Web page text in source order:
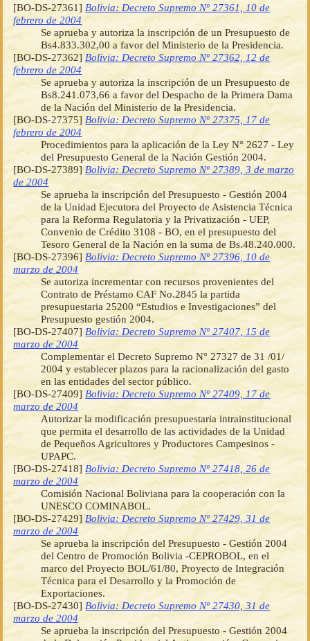
[BO-DS-27361] Bolivia: Decreto Supremo Nº 27361, 10 de
febrero de 2004
Se aprueba y autoriza la inscripción de un Presupuesto de
Bs4.833.302,00 a favor del Ministerio de la Presidencia.
[BO-DS-27362] Bolivia: Decreto Supremo Nº 27362, 12 de
febrero de 2004
Se aprueba y autoriza la inscripción de un Presupuesto de
Bs8.241.073,66 a favor del Despacho de la Primera Dama
de la Nación del Ministerio de la Presidencia.
[BO-DS-27375] Bolivia: Decreto Supremo Nº 27375, 17 de
febrero de 2004
Procedimientos para la aplicación de la Ley N° 2627 - Ley
del Presupuesto General de la Nación Gestión 2004.
[BO-DS-27389] Bolivia: Decreto Supremo Nº 27389, 3 de marzo
de 2004
Se aprueba la inscripción del Presupuesto - Gestión 2004
de la Unidad Ejecutora del Proyecto de Asistencia Técnica
para la Reforma Regulatoria y la Privatización - UEP,
Convenio de Crédito 3108 - BO, en el presupuesto del
Tesoro General de la Nación en la suma de Bs.48.240.000.
[BO-DS-27396] Bolivia: Decreto Supremo Nº 27396, 10 de
marzo de 2004
Se autoriza incrementar con recursos provenientes del
Contrato de Préstamo CAF No.2845 la partida
presupuestaria 25200 “Estudios e Investigaciones” del
Presupuesto gestión 2004.
[BO-DS-27407] Bolivia: Decreto Supremo Nº 27407, 15 de
marzo de 2004
Complementar el Decreto Supremo N° 27327 de 31 /01/
2004 y establecer plazos para la racionalización del gasto
en las entidades del sector público.
[BO-DS-27409] Bolivia: Decreto Supremo Nº 27409, 17 de
marzo de 2004
Autorizar la modificación presupuestaria intrainstitucional
que permita el desarrollo de las actividades de la Unidad
de Pequeños Agricultores y Productores Campesinos -
UPAPC.
[BO-DS-27418] Bolivia: Decreto Supremo Nº 27418, 26 de
marzo de 2004
Comisión Nacional Boliviana para la cooperación con la
UNESCO COMINABOL.
[BO-DS-27429] Bolivia: Decreto Supremo Nº 27429, 31 de
marzo de 2004
Se aprueba la inscripción del Presupuesto - Gestión 2004
del Centro de Promoción Bolivia -CEPROBOL, en el
marco del Proyecto BOL/61/80, Proyecto de Integración
Técnica para el Desarrollo y la Promoción de
Exportaciones.
[BO-DS-27430] Bolivia: Decreto Supremo Nº 27430, 31 de
marzo de 2004
Se aprueba la inscripción del Presupuesto - Gestión 2004